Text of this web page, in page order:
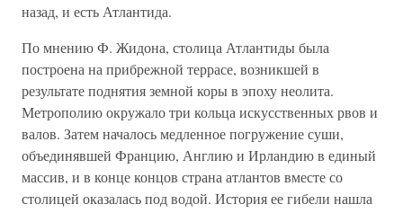
назад, и есть Атлантида.
По мнению Ф. Жидона, столица Атлантиды была
построена на прибрежной террасе, возникшей в
результате поднятия земной коры в эпоху неолита.
Метрополию окружало три кольца искусственных рвов и
валов. Затем началось медленное погружение суши,
объединявшей Францию, Англию и Ирландию в единый
массив, и в конце концов страна атлантов вместе со
столицей оказалась под водой. История ее гибели нашла